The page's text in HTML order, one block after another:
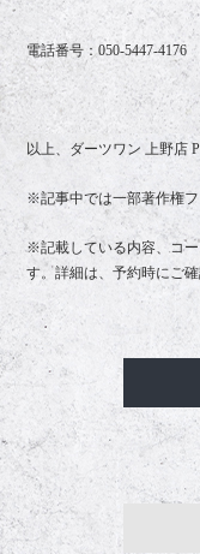
電話番号：050-5447-4176
以上、ダーツワン 上野店
※記事中では一部著作権
※記載している内容、コ
す。詳細は、予約時にご確